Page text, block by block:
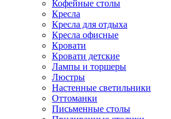
Кофейные столы
Кресла
Кресла для отдыха
Кресла офисные
Кровати
Кровати детские
Лампы и торшеры
Люстры
Настенные светильники
Оттоманки
Письменные столы